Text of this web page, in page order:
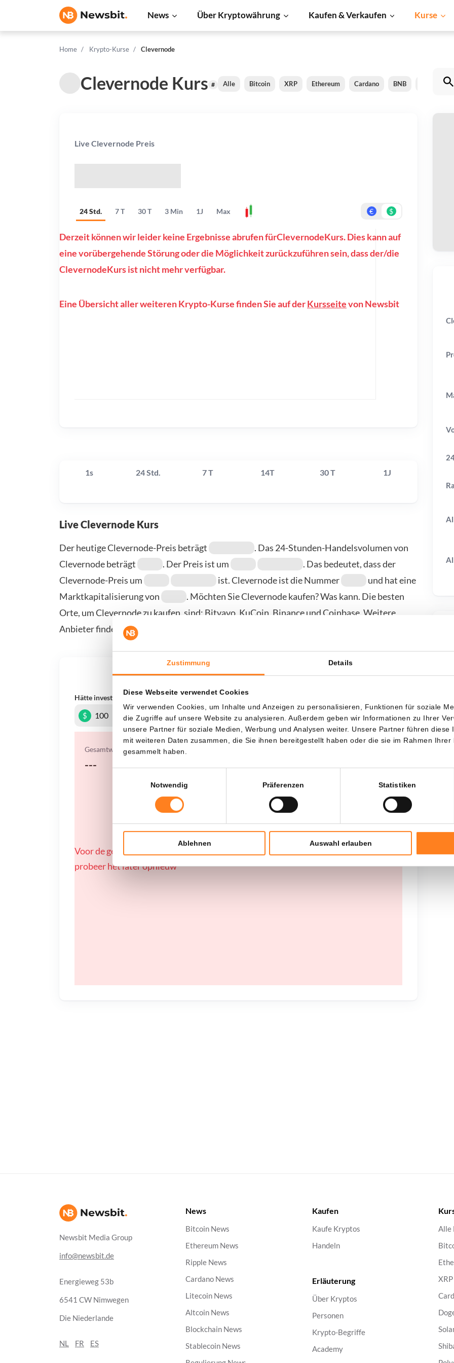
Zustimmung Details
Diese Webseite verwendet Cookies
Wir verwenden Cookies, um Inhalte und Anzeigen zu personalisieren, Funktionen für soziale
die Zugriffe auf unsere Website zu analysieren. Außerdem geben wir Informationen zu Ihrer
unsere Partner für soziale Medien, Werbung und Analysen weiter. Unsere Partner führen diese
mit weiteren Daten zusammen, die Sie ihnen bereitgestellt haben oder die sie im Rahmen Ihrer
gesammelt haben.
Notwendig
Präferenzen Statistiken
Ablehnen Auswahl erlauben
News Über Kryptowährung Kaufen & Verkaufen Kurse
Home Krypto-Kurse Clevernode
Clevernode Kurs # Alle Bitcoin XRP Ethereum Cardano BNB Dogecoin
Live Clevernode Preis
24 Std. 7 T 30 T 3 Min 1J Max € $
Derzeit können wir leider keine Ergebnisse abrufen fürClevernodeKurs. Dies kann auf
eine vorübergehende Störung oder die Möglichkeit zurückzuführen sein, dass der/die
ClevernodeKurs ist nicht mehr verfügbar.
Eine Übersicht aller weiteren Krypto-Kurse finden Sie auf derKursseitevon Newsbit
1s 24 Std. 7 T 14T 30 T 1J
Live Clevernode Kurs
Der heutige Clevernode-Preis beträgt
. Das 24-Stunden-Handelsvolumen von
Clevernode beträgt
. Der Preis ist um
. Das bedeutet, dass der
Clevernode-Preis um
ist. Clevernode ist die Nummer
und hat eine
Marktkapitalisierung von
. Möchten Sie Clevernode kaufen? Was kann. Die besten
Orte, um Clevernode zu kaufen, sind: Bitvavo, KuCoin, Binance und Coinbase. Weitere
Anbieter finden Sie auf unserer Kauf-/Verkaufsseite.
Was, wenn ich...?
Hätte investiert In Jede
$
Gesamtwert
---
Voor de geselecteerde coin zijn momenteel geen historische gegevens beschikbaar,
probeer het later opnieuw
Newsbit Media Group
info@newsbit.de
Energieweg 53b
6541 CW Nimwegen
Die Niederlande
NL FR ES
News
Bitcoin News
Ethereum News
Ripple News
Cardano News
Litecoin News
Altcoin News
Blockchain News
Stablecoin News
Kaufen
Kaufe Kryptos
Handeln
Erläuterung
Über Kryptos
Personen
Krypto-Begriffe
Academy
Alle
XRP